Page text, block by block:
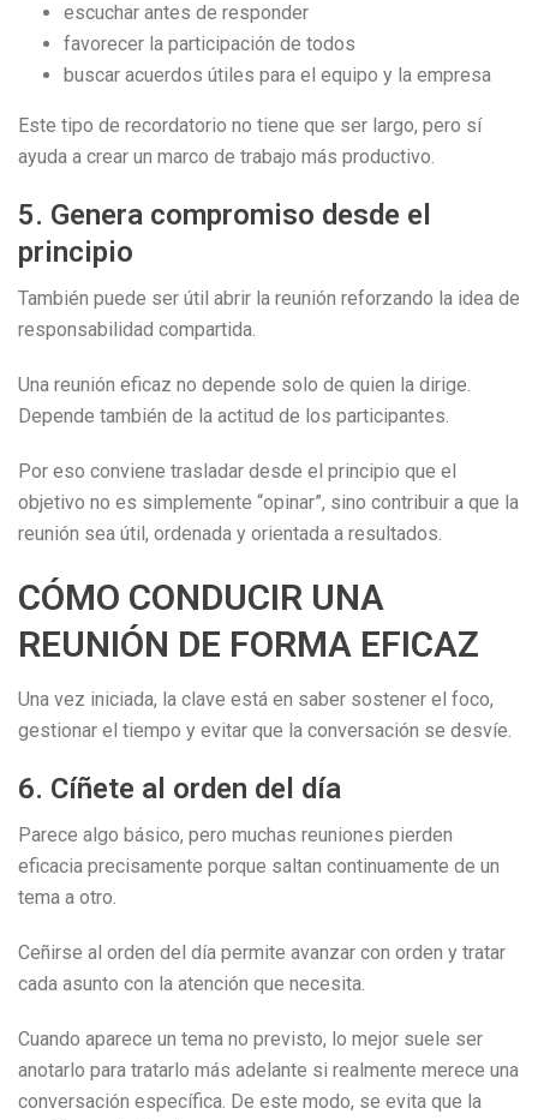
escuchar antes de responder
favorecer la participación de todos
buscar acuerdos útiles para el equipo y la empresa
Este tipo de recordatorio no tiene que ser largo, pero sí
ayuda a crear un marco de trabajo más productivo.
5. Genera compromiso desde el
principio
También puede ser útil abrir la reunión reforzando la idea de
responsabilidad compartida.
Una reunión eficaz no depende solo de quien la dirige.
Depende también de la actitud de los participantes.
Por eso conviene trasladar desde el principio que el
objetivo no es simplemente “opinar”, sino contribuir a que la
reunión sea útil, ordenada y orientada a resultados.
CÓMO CONDUCIR UNA
REUNIÓN DE FORMA EFICAZ
Una vez iniciada, la clave está en saber sostener el foco,
gestionar el tiempo y evitar que la conversación se desvíe.
6. Cíñete al orden del día
Parece algo básico, pero muchas reuniones pierden
eficacia precisamente porque saltan continuamente de un
tema a otro.
Ceñirse al orden del día permite avanzar con orden y tratar
cada asunto con la atención que necesita.
Cuando aparece un tema no previsto, lo mejor suele ser
anotarlo para tratarlo más adelante si realmente merece una
conversación específica. De este modo, se evita que la